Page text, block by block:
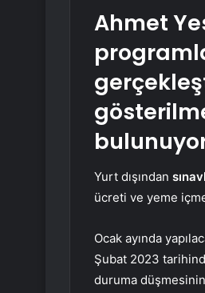
Ahmet
Yurt dışından
ücreti ve yeme
Ocak ayında
Şubat 2023
duruma